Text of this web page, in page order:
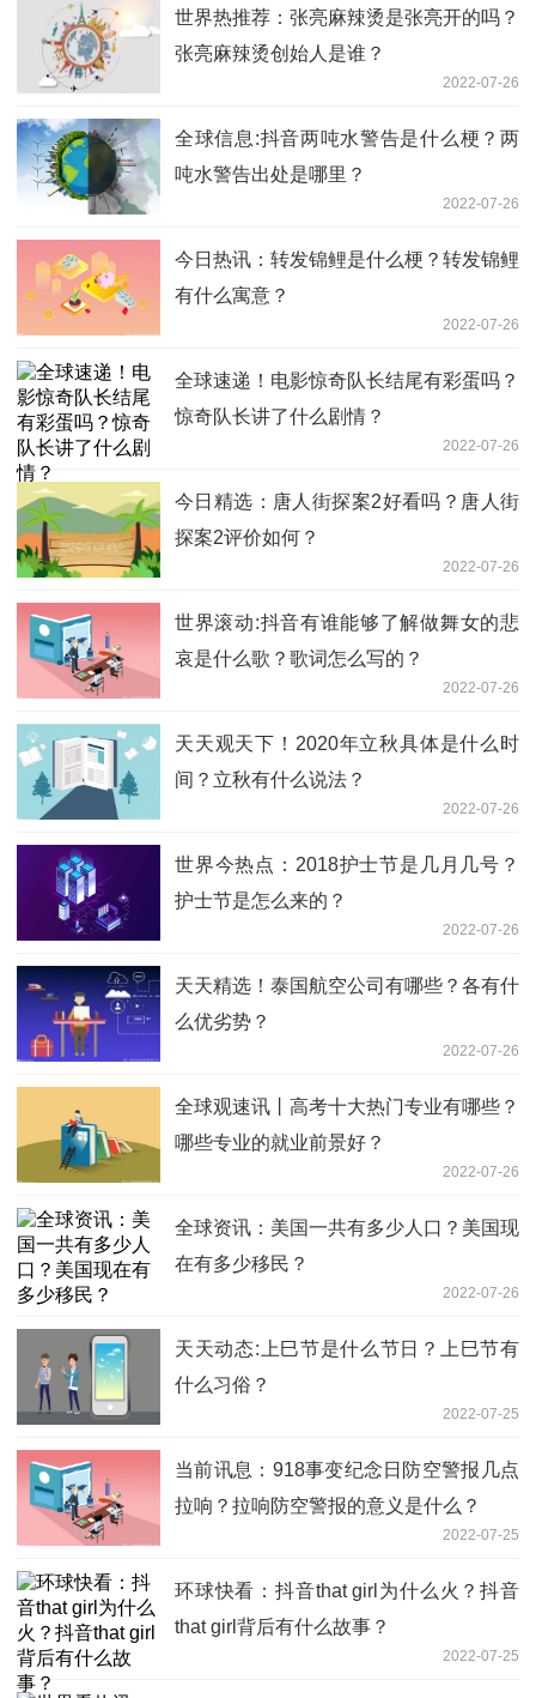
世界热推荐：张亮麻辣烫是张亮开的吗？
张亮麻辣烫创始人是谁？
2022-07-26
全球信息:抖音两吨水警告是什么梗？两
吨水警告出处是哪里？
2022-07-26
今日热讯：转发锦鲤是什么梗？转发锦鲤
有什么寓意？
2022-07-26
全球速递！电影惊奇队长结尾有彩蛋吗？
惊奇队长讲了什么剧情？
2022-07-26
今日精选：唐人街探案2好看吗？唐人街
探案2评价如何？
2022-07-26
世界滚动:抖音有谁能够了解做舞女的悲
哀是什么歌？歌词怎么写的？
2022-07-26
天天观天下！2020年立秋具体是什么时
间？立秋有什么说法？
2022-07-26
世界今热点：2018护士节是几月几号？
护士节是怎么来的？
2022-07-26
天天精选！泰国航空公司有哪些？各有什
么优劣势？
2022-07-26
全球观速讯丨高考十大热门专业有哪些？
哪些专业的就业前景好？
2022-07-26
全球资讯：美国一共有多少人口？美国现
在有多少移民？
2022-07-26
天天动态:上巳节是什么节日？上巳节有
什么习俗？
2022-07-25
当前讯息：918事变纪念日防空警报几点
拉响？拉响防空警报的意义是什么？
2022-07-25
环球快看：抖音that girl为什么火？抖音
that girl背后有什么故事？
2022-07-25